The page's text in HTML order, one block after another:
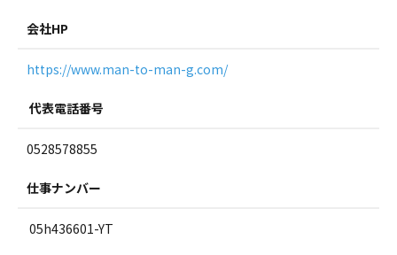
会社HP
https://www.man-to-man-g.com/
代表電話番号
0528578855
仕事ナンバー
05h436601-YT